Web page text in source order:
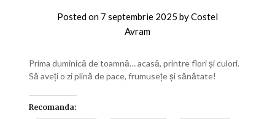
Posted on 7 septembrie 2025 byCostel
Avram
Prima duminică de toamnă… acasă, printre flori și culori.
Să aveți o zi plină de pace, frumusețe și sănătate!
Recomanda: